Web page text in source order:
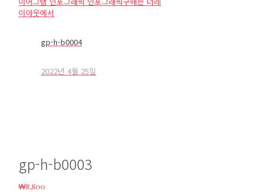
gp-h-b0004
2022년 4월 25일
gp-h-b0003
₩8,800